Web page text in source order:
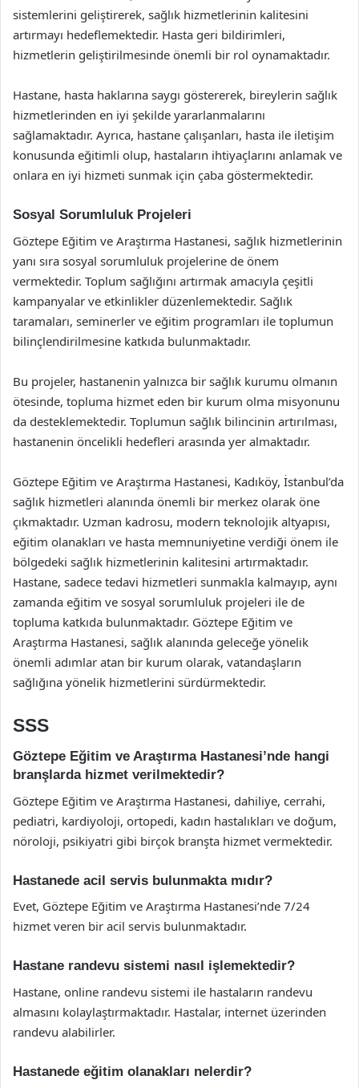
sistemlerini geliştirerek, sağlık hizmetlerinin kalitesini
artırmayı hedeflemektedir. Hasta geri bildirimleri,
hizmetlerin geliştirilmesinde önemli bir rol oynamaktadır.
Hastane, hasta haklarına saygı göstererek, bireylerin sağlık
hizmetlerinden en iyi şekilde yararlanmalarını
sağlamaktadır. Ayrıca, hastane çalışanları, hasta ile iletişim
konusunda eğitimli olup, hastaların ihtiyaçlarını anlamak ve
onlara en iyi hizmeti sunmak için çaba göstermektedir.
Sosyal Sorumluluk Projeleri
Göztepe Eğitim ve Araştırma Hastanesi, sağlık hizmetlerinin
yanı sıra sosyal sorumluluk projelerine de önem
vermektedir. Toplum sağlığını artırmak amacıyla çeşitli
kampanyalar ve etkinlikler düzenlemektedir. Sağlık
taramaları, seminerler ve eğitim programları ile toplumun
bilinçlendirilmesine katkıda bulunmaktadır.
Bu projeler, hastanenin yalnızca bir sağlık kurumu olmanın
ötesinde, topluma hizmet eden bir kurum olma misyonunu
da desteklemektedir. Toplumun sağlık bilincinin artırılması,
hastanenin öncelikli hedefleri arasında yer almaktadır.
Göztepe Eğitim ve Araştırma Hastanesi, Kadıköy, İstanbul’da
sağlık hizmetleri alanında önemli bir merkez olarak öne
çıkmaktadır. Uzman kadrosu, modern teknolojik altyapısı,
eğitim olanakları ve hasta memnuniyetine verdiği önem ile
bölgedeki sağlık hizmetlerinin kalitesini artırmaktadır.
Hastane, sadece tedavi hizmetleri sunmakla kalmayıp, aynı
zamanda eğitim ve sosyal sorumluluk projeleri ile de
topluma katkıda bulunmaktadır. Göztepe Eğitim ve
Araştırma Hastanesi, sağlık alanında geleceğe yönelik
önemli adımlar atan bir kurum olarak, vatandaşların
sağlığına yönelik hizmetlerini sürdürmektedir.
SSS
Göztepe Eğitim ve Araştırma Hastanesi’nde hangi
branşlarda hizmet verilmektedir?
Göztepe Eğitim ve Araştırma Hastanesi, dahiliye, cerrahi,
pediatri, kardiyoloji, ortopedi, kadın hastalıkları ve doğum,
nöroloji, psikiyatri gibi birçok branşta hizmet vermektedir.
Hastanede acil servis bulunmakta mıdır?
Evet, Göztepe Eğitim ve Araştırma Hastanesi’nde 7/24
hizmet veren bir acil servis bulunmaktadır.
Hastane randevu sistemi nasıl işlemektedir?
Hastane, online randevu sistemi ile hastaların randevu
almasını kolaylaştırmaktadır. Hastalar, internet üzerinden
randevu alabilirler.
Hastanede eğitim olanakları nelerdir?